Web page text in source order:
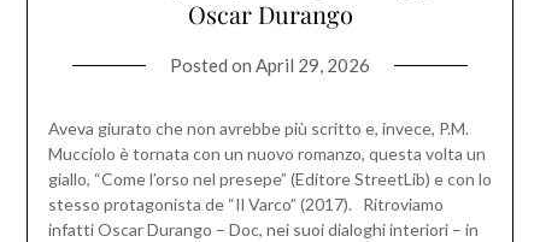
Oscar Durango
Posted on April 29, 2026
Aveva giurato che non avrebbe più scritto e, invece, P.M.
Mucciolo è tornata con un nuovo romanzo, questa volta un
giallo, “Come l’orso nel presepe” (Editore StreetLib) e con lo
stesso protagonista de “Il Varco” (2017). Ritroviamo
infatti Oscar Durango – Doc, nei suoi dialoghi interiori – in